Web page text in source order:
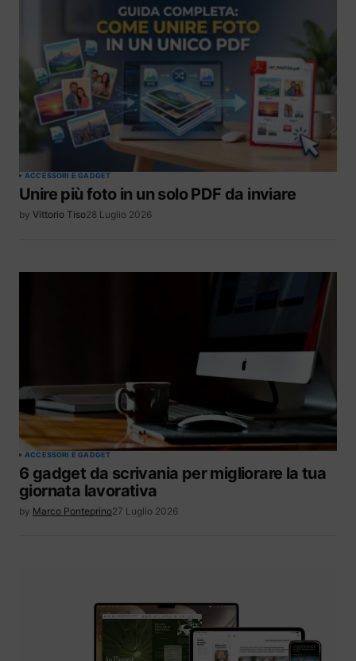
ACCESSORI E GADGET
Unire più foto in un solo PDF da inviare
by Vittorio Tiso28 Luglio 2026
ACCESSORI E GADGET
6 gadget da scrivania per migliorare la tua
giornata lavorativa
by Marco Ponteprino27 Luglio 2026